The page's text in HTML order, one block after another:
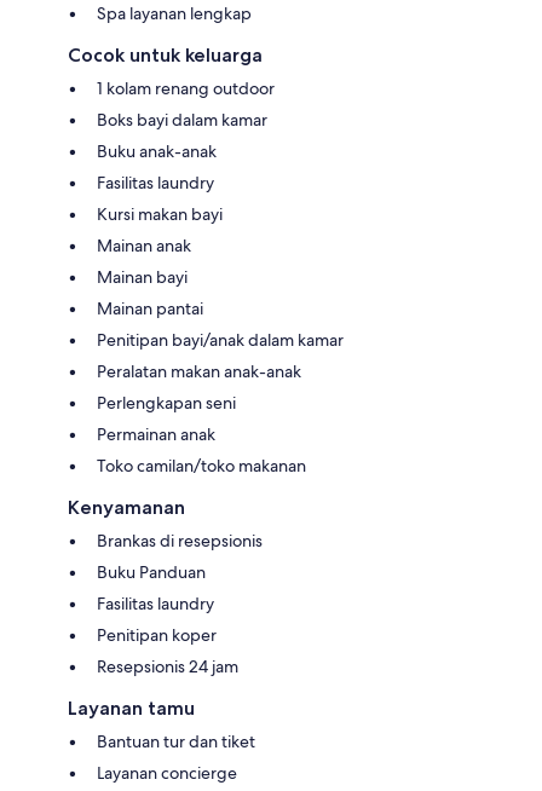
Spa layanan lengkap
Cocok untuk keluarga
1 kolam renang outdoor
Boks bayi dalam kamar
Buku anak-anak
Fasilitas laundry
Kursi makan bayi
Mainan anak
Mainan bayi
Mainan pantai
Penitipan bayi/anak dalam kamar
Peralatan makan anak-anak
Perlengkapan seni
Permainan anak
Toko camilan/toko makanan
Kenyamanan
Brankas di resepsionis
Buku Panduan
Fasilitas laundry
Penitipan koper
Resepsionis 24 jam
Layanan tamu
Bantuan tur dan tiket
Layanan concierge